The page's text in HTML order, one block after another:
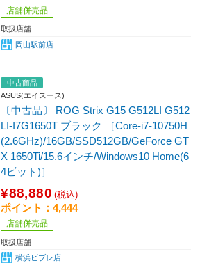
店舗併売品
取扱店舗
岡山駅前店
中古商品
ASUS(エイスース)
〔中古品〕 ROG Strix G15 G512LI G512
LI-I7G1650T ブラック ［Core-i7-10750H
(2.6GHz)/16GB/SSD512GB/GeForce GT
X 1650Ti/15.6インチ/Windows10 Home(6
4ビット)］
¥88,880 (税込)
ポイント：4,444
店舗併売品
取扱店舗
横浜ビブレ店